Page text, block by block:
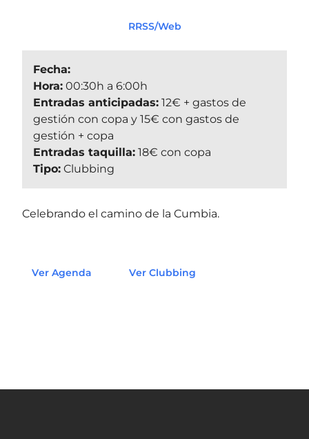
RRSS/Web
Fecha:
Hora: 00:30h a 6:00h
Entradas anticipadas: 12€ + gastos de
gestión con copa y 15€ con gastos de
gestión + copa
Entradas taquilla: 18€ con copa
Tipo: Clubbing
Celebrando el camino de la Cumbia.
Ver Agenda Ver Clubbing